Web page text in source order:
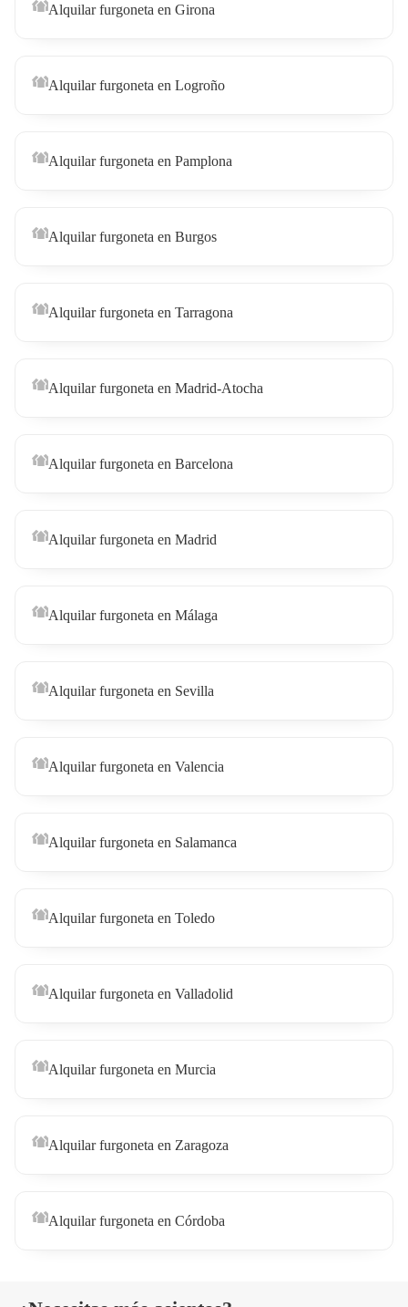
Alquilar furgoneta en Girona
Alquilar furgoneta en Logroño
Alquilar furgoneta en Pamplona
Alquilar furgoneta en Burgos
Alquilar furgoneta en Tarragona
Alquilar furgoneta en Madrid-Atocha
Alquilar furgoneta en Barcelona
Alquilar furgoneta en Madrid
Alquilar furgoneta en Málaga
Alquilar furgoneta en Sevilla
Alquilar furgoneta en Valencia
Alquilar furgoneta en Salamanca
Alquilar furgoneta en Toledo
Alquilar furgoneta en Valladolid
Alquilar furgoneta en Murcia
Alquilar furgoneta en Zaragoza
Alquilar furgoneta en Córdoba